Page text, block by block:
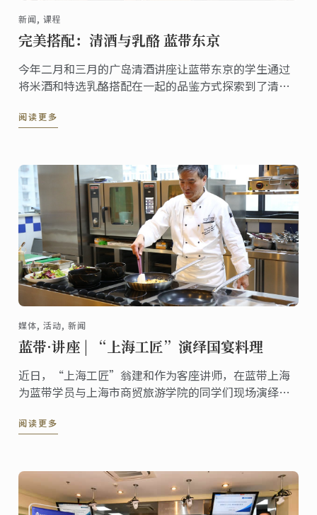
新闻, 课程
完美搭配：清酒与乳酪 蓝带东京
今年二月和三月的广岛清酒讲座让蓝带东京的学生通过
将米酒和特选乳酪搭配在一起的品鉴方式探索到了清酒
阅读更多
媒体, 活动, 新闻
蓝带·讲座 | “上海工匠”演绎国宴料理
近日，“上海工匠”翁建和作为客座讲师，在蓝带上海
为蓝带学员与上海市商贸旅游学院的同学们现场演绎了
阅读更多